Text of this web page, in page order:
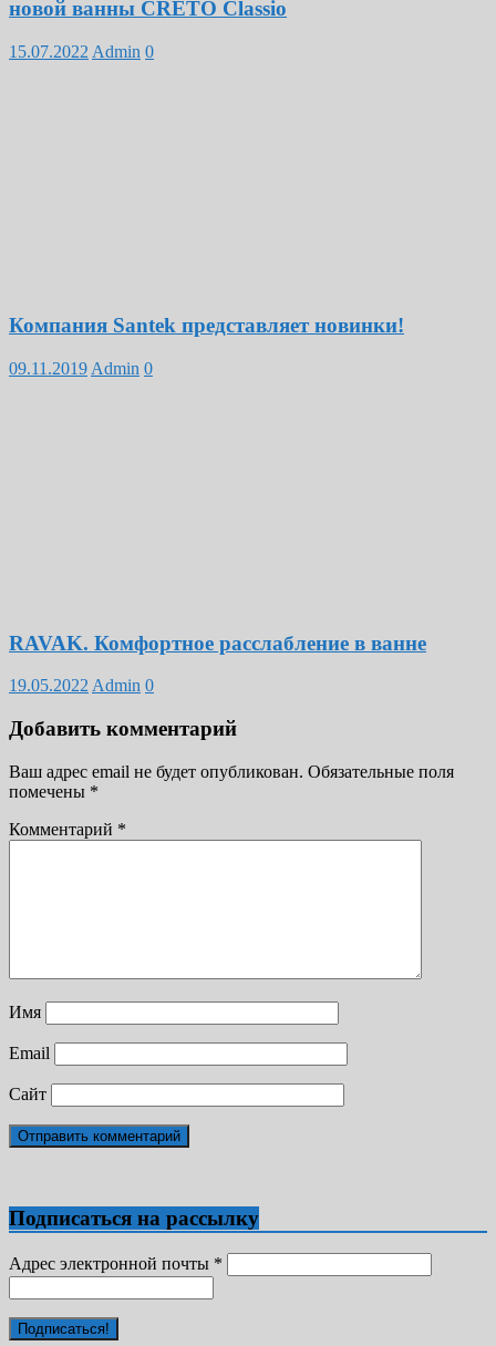
новой ванны CRETO Classio
15.07.2022 Admin 0
Компания Santek представляет новинки!
09.11.2019 Admin 0
RAVAK. Комфортное расслабление в ванне
19.05.2022 Admin 0
Добавить комментарий
Ваш адрес email не будет опубликован. Обязательные поля
помечены *
Комментарий *
Имя
Email
Сайт
Подписаться на рассылку
Адрес электронной почты *